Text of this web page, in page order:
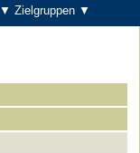
▼ Zielgruppen ▼